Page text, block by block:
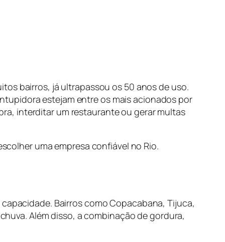
bairros, já ultrapassou os 50 anos de uso.
estejam entre os mais acionados por
interditar um restaurante ou gerar multas
uma empresa confiável no Rio.
Bairros como Copacabana, Tijuca,
Além disso, a combinação de gordura,